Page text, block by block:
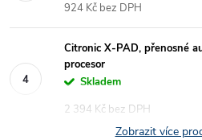
924 Kč bez DPH
Citronic X-PAD, přenosné
procesor
Skladem
2 394 Kč bez DPH
Zobrazit více